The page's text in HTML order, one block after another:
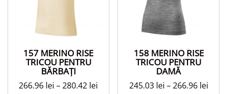
157 MERINO RISE
TRICOU PENTRU
BĂRBAŢI
266.96 lei –280.42 lei
158 MERINO RISE
TRICOU PENTRU
DAMĂ
245.03 lei –266.96 lei